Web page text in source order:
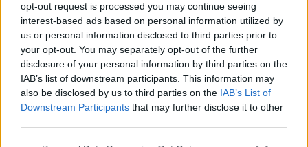
opt-out request is processed you may continue seeing
interest-based ads based on personal information utilized by
us or personal information disclosed to third parties prior to
your opt-out. You may separately opt-out of the further
disclosure of your personal information by third parties on the
IAB’s list of downstream participants. This information may
also be disclosed by us to third parties on the IAB’s List of
Downstream Participants that may further disclose it to other
august 2024
júl 2024
jún 2024
apríl 2024